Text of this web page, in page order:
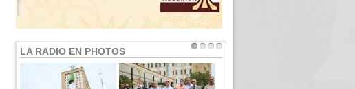
LA RADIO EN PHOTOS